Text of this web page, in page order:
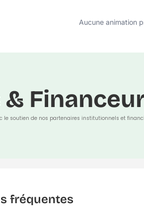
Aucune animation
le soutien de nos partenaires institutionnels et
fréquentes